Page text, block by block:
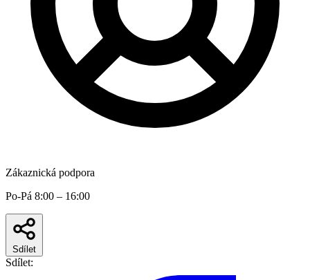
Zákaznická podpora
Po-Pá 8:00 – 16:00
Sdílet
Sdílet: